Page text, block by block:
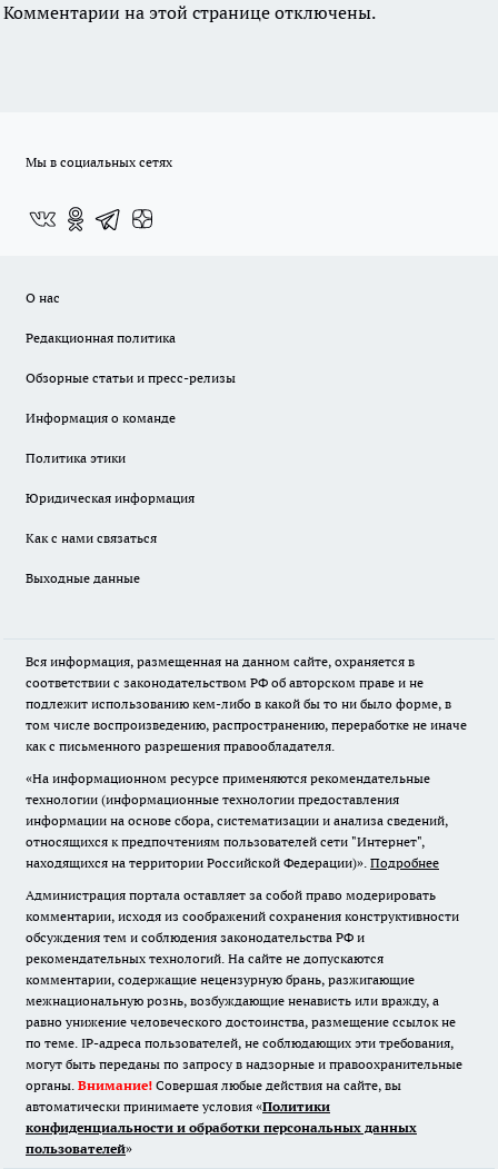
Комментарии на этой странице отключены.
Мы в социальных сетях
О нас
Редакционная политика
Обзорные статьи и пресс-релизы
Информация о команде
Политика этики
Юридическая информация
Как с нами связаться
Выходные данные
Вся информация, размещенная на данном сайте, охраняется в
соответствии с законодательством РФ об авторском праве и не
подлежит использованию кем-либо в какой бы то ни было форме, в
том числе воспроизведению, распространению, переработке не иначе
как с письменного разрешения правообладателя.
«На информационном ресурсе применяются рекомендательные
технологии (информационные технологии предоставления
информации на основе сбора, систематизации и анализа сведений,
относящихся к предпочтениям пользователей сети "Интернет",
находящихся на территории Российской Федерации)». Подробнее
Администрация портала оставляет за собой право модерировать
комментарии, исходя из соображений сохранения конструктивности
обсуждения тем и соблюдения законодательства РФ и
рекомендательных технологий. На сайте не допускаются
комментарии, содержащие нецензурную брань, разжигающие
межнациональную рознь, возбуждающие ненависть или вражду, а
равно унижение человеческого достоинства, размещение ссылок не
по теме. IP-адреса пользователей, не соблюдающих эти требования,
могут быть переданы по запросу в надзорные и правоохранительные
органы. Внимание! Совершая любые действия на сайте, вы
автоматически принимаете условия «Политики
конфиденциальности и обработки персональных данных
пользователей»